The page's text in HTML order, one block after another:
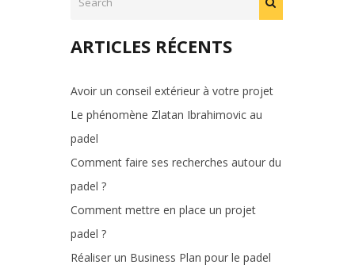
ARTICLES RÉCENTS
Avoir un conseil extérieur à votre projet
Le phénomène Zlatan Ibrahimovic au
padel
Comment faire ses recherches autour du
padel ?
Comment mettre en place un projet
padel ?
Réaliser un Business Plan pour le padel